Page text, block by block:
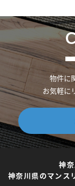
物件に
お気軽に
神
神奈川県のマンス